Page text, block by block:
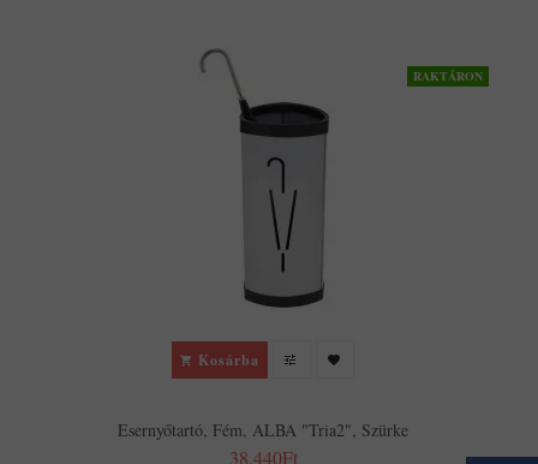
RAKTÁRON
Kosárba
Esernyőtartó, Fém, ALBA "Tria2", Szürke
38,440Ft